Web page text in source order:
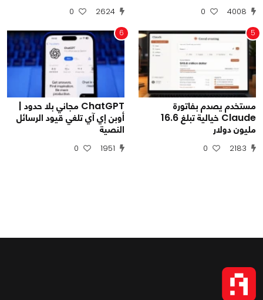
4008
0
2624
0
5
مستخدم يصدم بفاتورة
Claude خيالية تبلغ 16.6
مليون دولار
2183
0
6
ChatGPT مجاني بلا حدود |
أوبن إي آي تلغي قيود الرسائل
النصية
1951
0